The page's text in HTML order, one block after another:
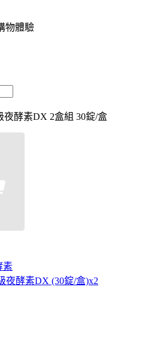
物體驗
夜酵素DX 2盒組 30錠/盒
素
夜酵素DX (30錠/盒)x2